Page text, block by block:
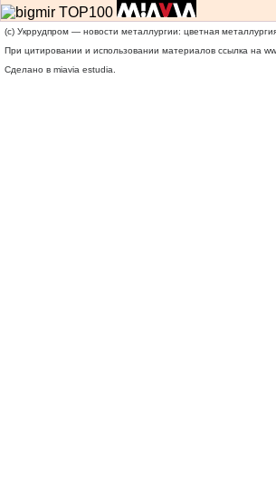
(c) Укррудпром — новости металлургии: цветная
При цитировании и использовании материалов ссылка на
Сделано в miavia estudia.